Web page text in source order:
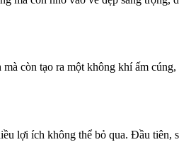
còn tạo ra một không khí ấm
lợi ích không thể bỏ qua. Đầu tiên,